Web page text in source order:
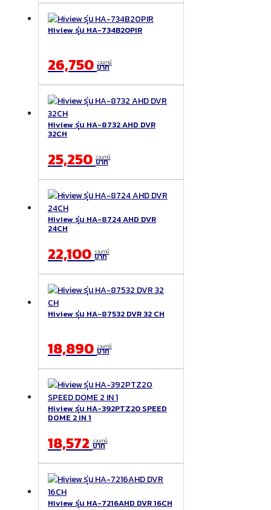
Hiview รุ่น HA-734B20PIR
26,750 รวมภาษี
บาท
Hiview รุ่น HA-8732 AHD DVR
32CH
25,250 รวมภาษี
บาท
Hiview รุ่น HA-8724 AHD DVR
24CH
22,100 รวมภาษี
บาท
Hiview รุ่น HA-87532 DVR 32 CH
18,890 รวมภาษี
บาท
Hiview รุ่น HA-392PTZ20 SPEED
DOME 2 IN 1
18,572 รวมภาษี
บาท
Hiview รุ่น HA-7216AHD DVR 16CH